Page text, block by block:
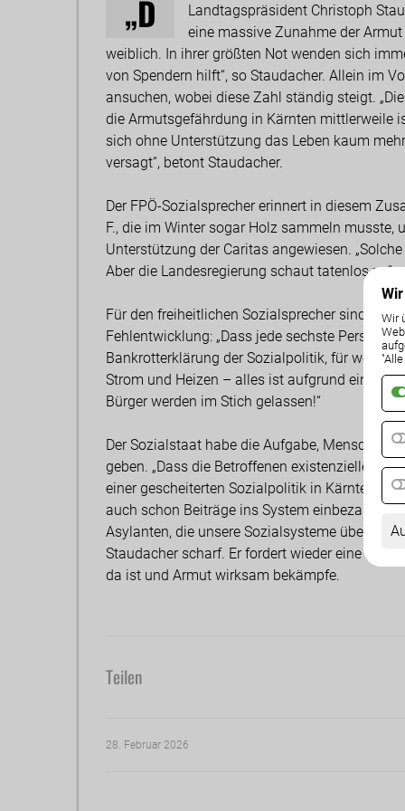
Wir
„D
Landtagspräsident Christoph
eine massive Zunahme der
weiblich. In ihrer größten Not wenden sich
von Spendern hilft“, so Staudacher. Allein im
ansuchen, wobei diese Zahl ständig steigt.
die Armutsgefährdung in Kärnten mittlerweile
sich ohne Unterstützung das Leben kaum
versagt“, betont Staudacher.
Der FPÖ-Sozialsprecher erinnert in diesem
F., die im Winter sogar Holz sammeln
Unterstützung der Caritas angewiesen.
Aber die Landesregierung schaut tatenlos zu“,
Für den freiheitlichen Sozialsprecher sind die
Fehlentwicklung: „Dass jede sechste Person
Bankrotterklärung der Sozialpolitik, für welche
Strom und Heizen – alles ist aufgrund einer
Bürger werden im Stich gelassen!“
Der Sozialstaat habe die Aufgabe, Menschen
geben. „Dass die Betroffenen existenziellen
einer gescheiterten Sozialpolitik in Kärnten.
auch schon Beiträge ins System einbezahlt
Asylanten, die unsere Sozialsysteme
Staudacher scharf. Er fordert wieder eine
da ist und Armut wirksam bekämpfe.
Teilen
28. Februar 2026